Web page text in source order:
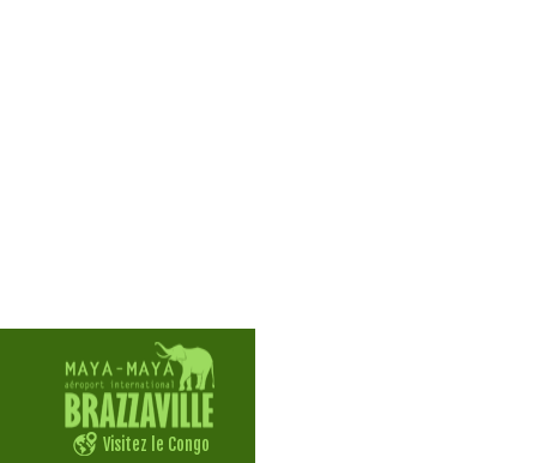
Visitez le Congo